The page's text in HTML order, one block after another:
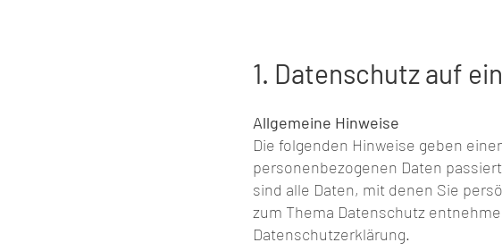
1. Datenschutz auf
Allgemeine Hinweise
Die folgenden Hinweise geben
personenbezogenen Daten
sind alle Daten, mit denen Sie
zum Thema Datenschutz
Datenschutzerklärung.